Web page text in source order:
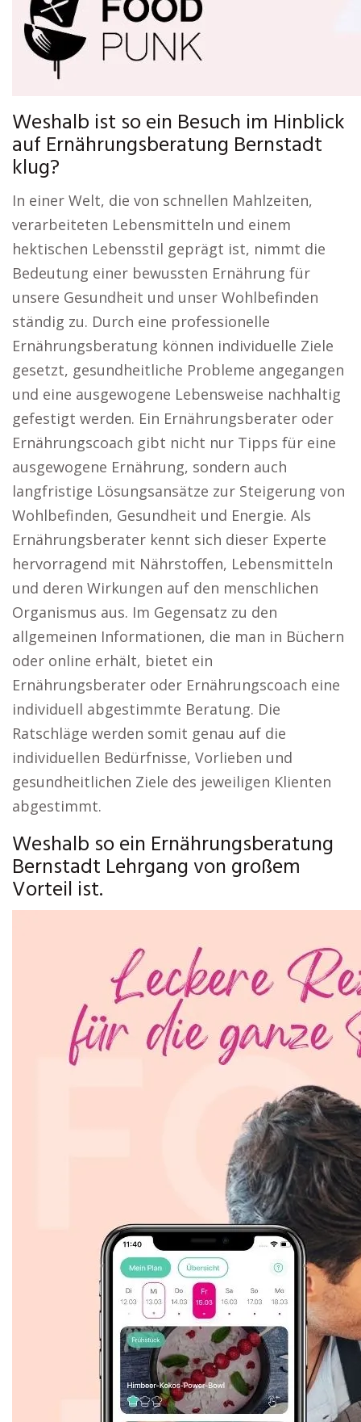
Weshalb ist so ein Besuch im Hinblick
auf Ernährungsberatung Bernstadt
klug?
In einer Welt, die von schnellen Mahlzeiten,
verarbeiteten Lebensmitteln und einem
hektischen Lebensstil geprägt ist, nimmt die
Bedeutung einer bewussten Ernährung für
unsere Gesundheit und unser Wohlbefinden
ständig zu. Durch eine professionelle
Ernährungsberatung können individuelle Ziele
gesetzt, gesundheitliche Probleme angegangen
und eine ausgewogene Lebensweise nachhaltig
gefestigt werden. Ein Ernährungsberater oder
Ernährungscoach gibt nicht nur Tipps für eine
ausgewogene Ernährung, sondern auch
langfristige Lösungsansätze zur Steigerung von
Wohlbefinden, Gesundheit und Energie. Als
Ernährungsberater kennt sich dieser Experte
hervorragend mit Nährstoffen, Lebensmitteln
und deren Wirkungen auf den menschlichen
Organismus aus. Im Gegensatz zu den
allgemeinen Informationen, die man in Büchern
oder online erhält, bietet ein
Ernährungsberater oder Ernährungscoach eine
individuell abgestimmte Beratung. Die
Ratschläge werden somit genau auf die
individuellen Bedürfnisse, Vorlieben und
gesundheitlichen Ziele des jeweiligen Klienten
abgestimmt.
Weshalb so ein Ernährungsberatung
Bernstadt Lehrgang von großem
Vorteil ist.